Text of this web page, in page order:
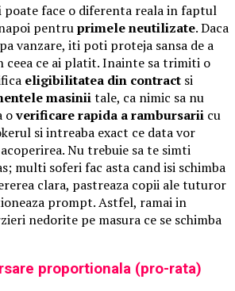
poate face o diferenta reala in faptul
pentruprimele neutilizate. Daca
vanzare, iti poti proteja sansa de a
ceea ce ai platit. Inainte sa trimiti o
eligibilitatea din contract si
masiniitale, ca nimic sa nu
overificare rapida a rambursarii cu
si intreaba exact ce data vor
Nu trebuie sa te simti
multi soferi fac asta cand isi schimba
clara, pastreaza copii ale tuturor
prompt. Astfel, ramai in
nedorite pe masura ce se schimba
proportionala (pro-rata)